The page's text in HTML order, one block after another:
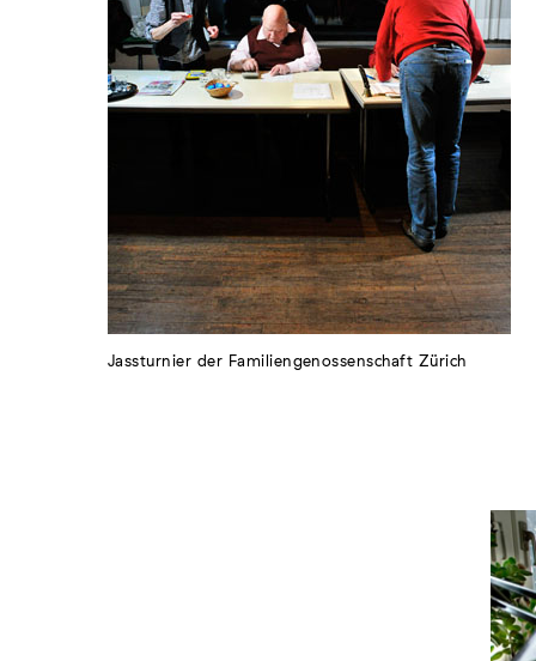
Jassturnier der Familiengenossenschaft Zürich